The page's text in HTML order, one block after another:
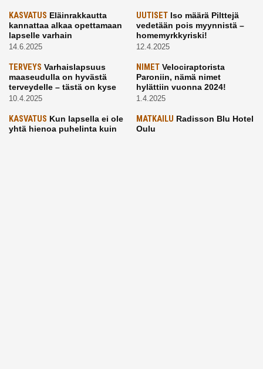
KASVATUS Eläinrakkautta
kannattaa alkaa opettamaan
lapselle varhain
14.6.2025
UUTISETIso määrä Pilttejä
vedetään pois myynnistä –
homemyrkkyriski!
12.4.2025
TERVEYS Varhaislapsuus
maaseudulla on hyvästä
terveydelle – tästä on kyse
10.4.2025
NIMETVelociraptorista
Paroniin, nämä nimet
hylättiin vuonna 2024!
1.4.2025
KASVATUS Kun lapsella ei ole
yhtä hienoa puhelinta kuin
MATKAILU Radisson Blu Hotel
Oulu